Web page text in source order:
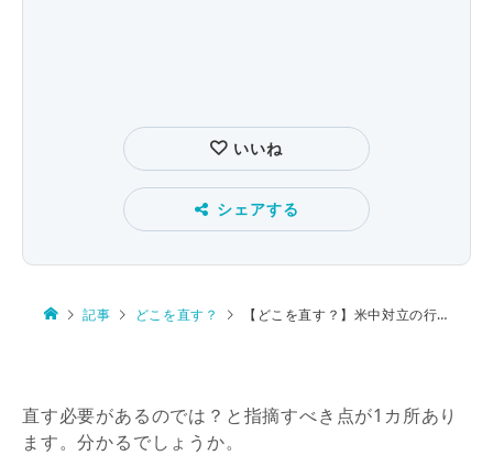
いいね
シェアする
記事 どこを直す？ 【どこを直す？】米中対立の行方
直す必要があるのでは？と指摘すべき点が1カ所あり
ます。分かるでしょうか。